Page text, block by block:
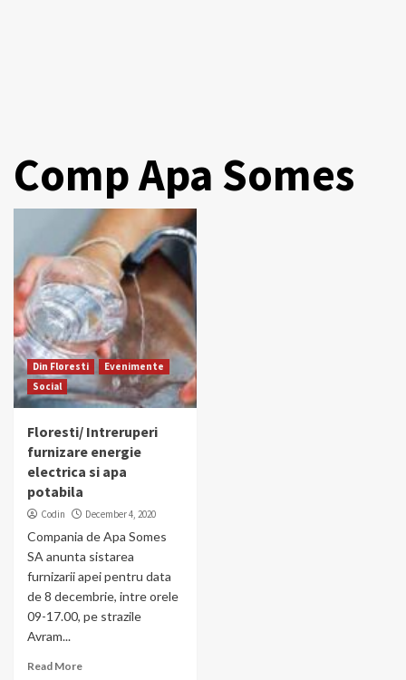
Comp Apa Somes
Din Floresti
Evenimente
Social
Floresti/ Intreruperi
furnizare energie
electrica si apa
potabila
Codin December 4, 2020
Compania de Apa Somes
SA anunta sistarea
furnizarii apei pentru data
de 8 decembrie, intre orele
09-17.00, pe strazile
Avram...
Read More